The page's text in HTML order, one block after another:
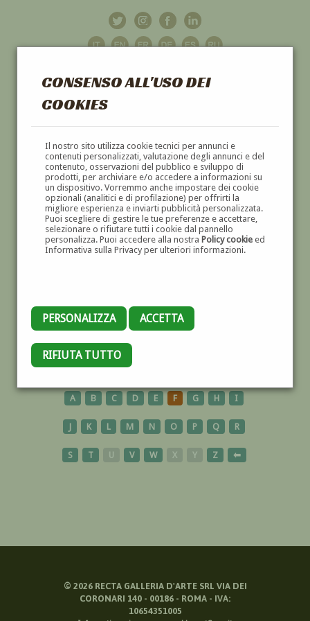
CONSENSO ALL'USO DEI
COOKIES
Il nostro sito utilizza cookie tecnici per annunci e
contenuti personalizzati, valutazione degli annunci e del
contenuto, osservazioni del pubblico e sviluppo di
prodotti, per archiviare e/o accedere a informazioni su
un dispositivo. Vorremmo anche impostare dei cookie
opzionali (analitici e di profilazione) per offrirti la
migliore esperienza e inviarti pubblicità personalizzata.
Puoi scegliere di gestire le tue preferenze e accettare,
selezionare o rifiutare tutti i cookie dal pannello
personalizza. Puoi accedere alla nostra Policy cookieed
Informativa sulla Privacy per ulteriori informazioni.
PERSONALIZZA ACCETTA
RIFIUTA TUTTO
GALLERIAD'ARTE
DIPINTI E SCULTURE '800 E '900
LAGUNA
A B C D E F G H I
J K L M N O P Q R
S T U V W X Y Z ⬅
© 2026RECTA GALLERIA D'ARTE SRL VIA DEI
CORONARI 140 - 00186 - ROMA - IVA:
10654351005